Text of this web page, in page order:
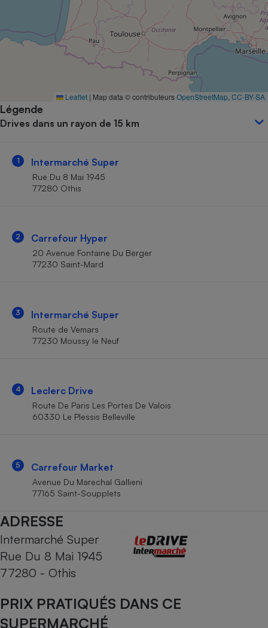
Leaflet | Map data © contributeursOpenStreetMap CC-BY-SA
Légende
Drives dans un rayon de 15 km
1 Intermarché Super
Rue Du 8 Mai 1945
77280 Othis
2 Carrefour Hyper
20 Avenue Fontaine Du Berger
77230 Saint-Mard
3 Intermarché Super
Route de Vemars
77230 Moussy le Neuf
4 Leclerc Drive
Route De Paris Les Portes De Valois
60330 Le Plessis Belleville
5 Carrefour Market
Avenue Du Marechal Gallieni
77165 Saint-Soupplets
ADRESSE
Intermarché Super
Rue Du 8 Mai 1945
77280 - Othis
PRIX PRATIQUÉS DANS CE
SUPERMARCHÉ
Complément
alimentaire
Assurance emprunteur
Petit électroménager -
Cafetière à expressos
Mutuelle